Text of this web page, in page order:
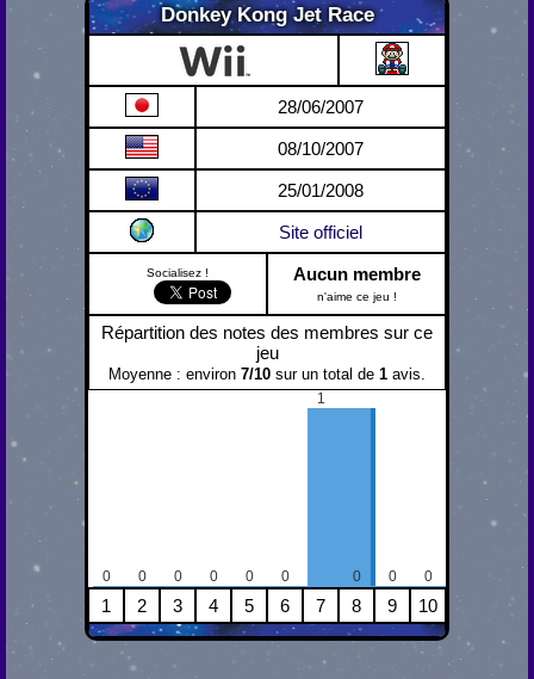
Donkey Kong Jet Race
Wii
28/06/2007
08/10/2007
25/01/2008
Site officiel
Socialisez ! Aucun membre
n'aime ce jeu !
Répartition des notes des membres sur ce
jeu
Moyenne : environ 7/10 sur un total de 1 avis.
0 0 0 0 0 0
1
0 0 0
1 2 3 4 5 6 7 8 9 10